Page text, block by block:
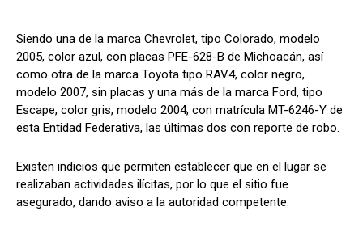
Siendo una de la marca Chevrolet, tipo Colorado, modelo
2005, color azul, con placas PFE-628-B de Michoacán, así
como otra de la marca Toyota tipo RAV4, color negro,
modelo 2007, sin placas y una más de la marca Ford, tipo
Escape, color gris, modelo 2004, con matrícula MT-6246-Y de
esta Entidad Federativa, las últimas dos con reporte de robo.
Existen indicios que permiten establecer que en el lugar se
realizaban actividades ilícitas, por lo que el sitio fue
asegurado, dando aviso a la autoridad competente.